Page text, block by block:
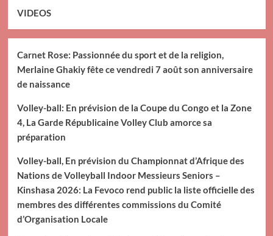
VIDEOS
Carnet Rose: Passionnée du sport et de la religion,
Merlaine Ghakiy fête ce vendredi 7 août son anniversaire
de naissance
Volley-ball: En prévision de la Coupe du Congo et la Zone
4, La Garde Républicaine Volley Club amorce sa
préparation
Volley-ball, En prévision du Championnat d’Afrique des
Nations de Volleyball Indoor Messieurs Seniors –
Kinshasa 2026: La Fevoco rend public la liste officielle des
membres des différentes commissions du Comité
d’Organisation Locale